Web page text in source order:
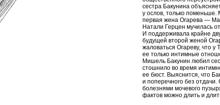
сестра Бакунина
у ослов, только поменьше.
первая жена Огарева —
Натали Герцен мучилась
И поддерживала крайне
будущей второй женой
жаловаться Огареву, что у
ее только интимные
Мишель Бакунин любил
стошнило во время
ее бюст. Выяснится, что
и поперечного без отдачи.
болезнями мочевого
фактов можно длить и